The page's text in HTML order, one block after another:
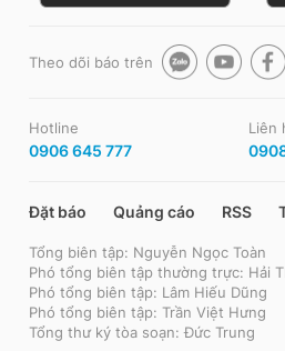
Theo dõi báo trên
Hotline
0906 645 777
Liên
Đặt báo Quảng cáo RSS
Tổng biên tập: Nguyễn Ngọc Toàn
Phó tổng biên tập thường trực: Hải
Phó tổng biên tập: Lâm Hiếu Dũng
Phó tổng biên tập: Trần Việt Hưng
Tổng thư ký tòa soạn: Đức Trung